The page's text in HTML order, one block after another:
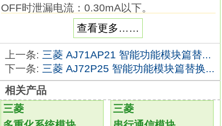
OFF时泄漏电流：0.30mA以下。
输出保护功能：有。
额定负载电压/电流：DC12V/DC24V/0.1A三菱
PLC替换指南手册。
外部连接：2线式。
防水连接器型。
IP67防护等级的强力防水型。
无需停止系统也可更换模块。
无需使用工具即可简单连接、省工时
查看更多……
上一条: 三菱 AJ71AP21 智能功能模块篇替...
下一条: 三菱 AJ72P25 智能功能模块篇替换...
相关产品
三菱
三菱